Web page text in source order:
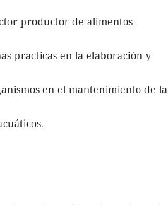
productor de alimentos
practicas en la elaboración y
en el mantenimiento de la